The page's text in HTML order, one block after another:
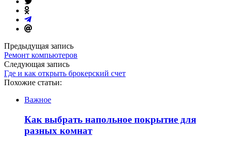
Предыдущая запись
Ремонт компьютеров
Следующая запись
Где и как открыть брокерский счет
Похожие статьи:
Важное
Как выбрать напольное покрытие для
разных комнат